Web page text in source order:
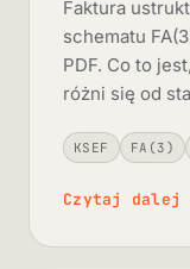
Faktura
schematu
PDF. Co to
różni się od
KSEF FA(3)
Czytaj dalej